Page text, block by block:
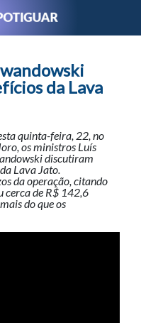
da Lava
quinta-feira, 22, no
os ministros Luís
discutiram
Lava Jato.
da operação, citando
cerca de R$ 142,6
do que os